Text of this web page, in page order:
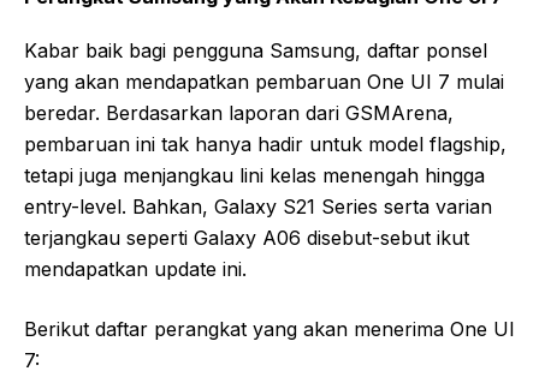
Kabar baik bagi pengguna Samsung, daftar ponsel
yang akan mendapatkan pembaruan One UI 7 mulai
beredar. Berdasarkan laporan dari GSMArena,
pembaruan ini tak hanya hadir untuk model flagship,
tetapi juga menjangkau lini kelas menengah hingga
entry-level. Bahkan, Galaxy S21 Series serta varian
terjangkau seperti Galaxy A06 disebut-sebut ikut
mendapatkan update ini.
Berikut daftar perangkat yang akan menerima One UI
7: